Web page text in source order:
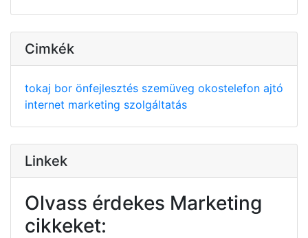
Cimkék
tokaj bor önfejlesztés szemüveg okostelefon ajtó
internet marketing szolgáltatás
Linkek
Olvass érdekes Marketing
cikkeket: